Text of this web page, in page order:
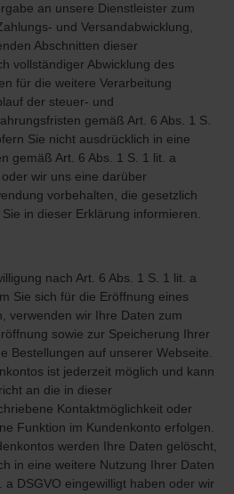
an unsere Dienstleister zum
und Versandabwicklung,
Abschnitten dieser
vollständiger Abwicklung des
für die weitere Verarbeitung
der steuer- und
gemäß Art. 6 Abs. 1 S.
Sie nicht ausdrücklich in eine
gemäß Art. 6 Abs. 1 S. 1 lit. a
wir uns eine darüber
vorbehalten, die gesetzlich
in dieser Erklärung informieren.
nach Art. 6 Abs. 1 S. 1 lit. a
Sie sich für die Eröffnung eines
verwenden wir Ihre Daten zum
sowie zur Speicherung Ihrer
Bestellungen auf unserer Webseite.
ist jederzeit möglich und kann
an die in dieser
Kontaktmöglichkeit oder
Funktion im Kundenkonto erfolgen.
werden Ihre Daten gelöscht,
in eine weitere Nutzung Ihrer Daten
a DSGVO eingewilligt haben oder wir